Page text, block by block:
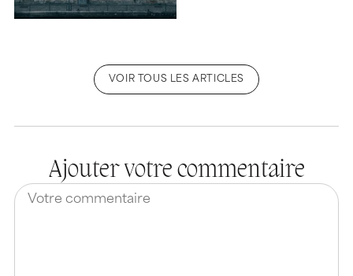
VOIR TOUS LES ARTICLES
Ajouter votre commentaire